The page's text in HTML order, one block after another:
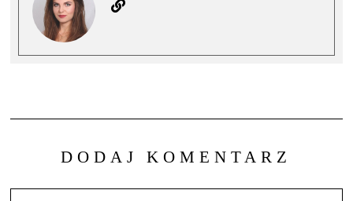
DODAJ KOMENTARZ